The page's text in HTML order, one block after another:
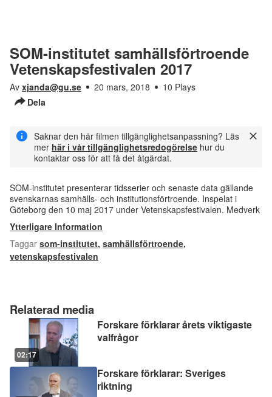
Relaterad media
02:17
Forskare förklarar årets viktigaste
valfrågor
Forskare förklarar: Sveriges
riktning
SOM-institutet samhällsförtroende
Vetenskapsfestivalen 2017
Av xjanda@gu.se 20 mars, 2018
10 Plays
Dela
Saknar den här filmen tillgänglighetsanpassning? Läs
mer här i vår tillgänglighetsredogörelse hur du
kontaktar oss för att få det åtgärdat.
SOM-institutet presenterar tidsserier och senaste data gällande
svenskarnas samhälls- och institutionsförtroende. Inspelat i
Göteborg den 10 maj 2017 under Vetenskapsfestivalen. Medverk
Ytterligare Information
Taggar som-institutet, samhällsförtroende,
vetenskapsfestivalen